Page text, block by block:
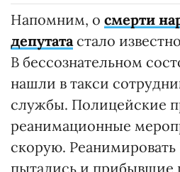
Напомним, о смерти
депутатастало
В бессознательном
нашли в такси
службы. Полицейские
реанимационные
скорую. Реанимировать
пытались и прибывшие